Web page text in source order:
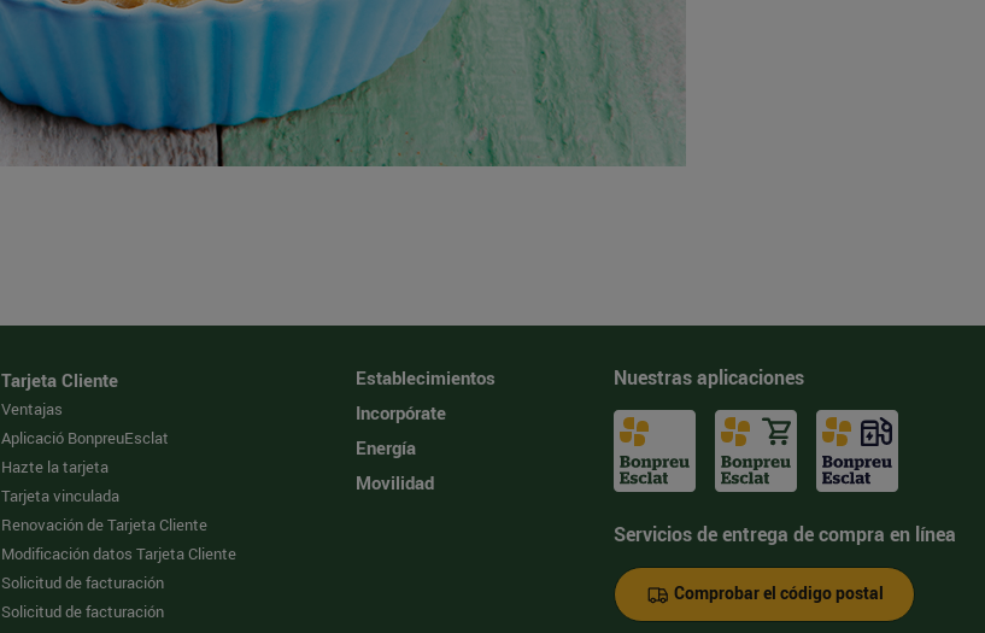
Tarjeta Cliente
Ventajas
Aplicació BonpreuEsclat
Hazte la tarjeta
Tarjeta vinculada
Renovación de Tarjeta Cliente
Modificación datos Tarjeta Cliente
Solicitud de facturación
Solicitud de facturación
Establecimientos
Incorpórate
Energía
Movilidad
Nuestras aplicaciones
Servicios de entrega de compra en línea
Comprobar el código postal